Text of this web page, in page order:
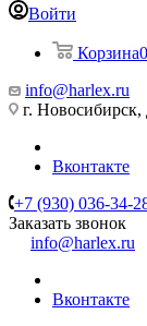
Войти
Корзина0
info@harlex.ru
г.
Вконтакте
+7 (930) 036-34-
Заказать звонок
info@harlex.ru
Вконтакте